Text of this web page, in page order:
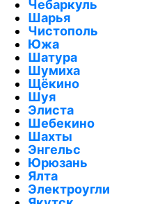
Чебаркуль
Шарья
Чистополь
Южа
Шатура
Шумиха
Щёкино
Шуя
Элиста
Шебекино
Шахты
Энгельс
Юрюзань
Ялта
Электроугли